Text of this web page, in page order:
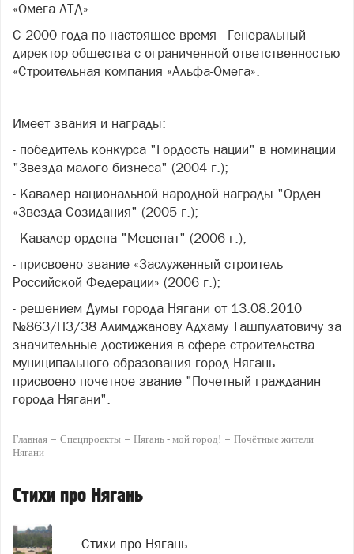
«Омега ЛТД» .
С 2000 года по настоящее время - Генеральный
директор общества с ограниченной ответственностью
«Строительная компания «Альфа-Омега».
Имеет звания и награды:
- победитель конкурса "Гордость нации" в номинации
"Звезда малого бизнеса" (2004 г.);
- Кавалер национальной народной награды "Орден
«Звезда Созидания" (2005 г.);
- Кавалер ордена "Меценат" (2006 г.);
- присвоено звание «Заслуженный строитель
Российской Федерации» (2006 г.);
- решением Думы города Нягани от 13.08.2010
№863/ПЗ/38 Алимджанову Адхаму Ташпулатовичу за
значительные достижения в сфере строительства
муниципального образования город Нягань
присвоено почетное звание "Почетный гражданин
города Нягани".
Главная Спецпроекты Нягань - мой город!
Почётные жители
Нягани
Стихи про Нягань
Стихи про Нягань